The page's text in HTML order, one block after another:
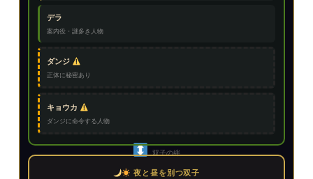
デラ
案内役・謎多き人物
ダンジ
正体に秘密あり
キョウカ
ダンジに命令する人物
双子の絆
夜と昼を別つ双子